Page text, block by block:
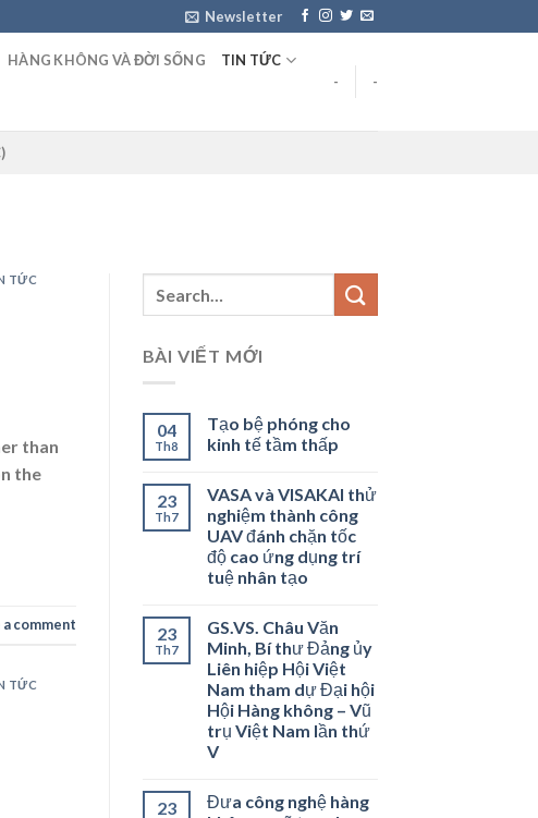
Newsletter
HÀNG KHÔNG VÀ ĐỜI SỐNG TIN TỨC
- -
TỨC
than
the
a comment
TỨC
BÀI VIẾT MỚI
04
Th8
Tạo bệ phóng cho
kinh tế tầm thấp
23
Th7
VASA và VISAKAI thử
nghiệm thành công
UAV đánh chặn tốc
độ cao ứng dụng trí
tuệ nhân tạo
23
Th7
GS.VS. Châu Văn
Minh, Bí thư Đảng ủy
Liên hiệp Hội Việt
Nam tham dự Đại hội
Hội Hàng không – Vũ
trụ Việt Nam lần thứ
V
23
Đưa công nghệ hàng